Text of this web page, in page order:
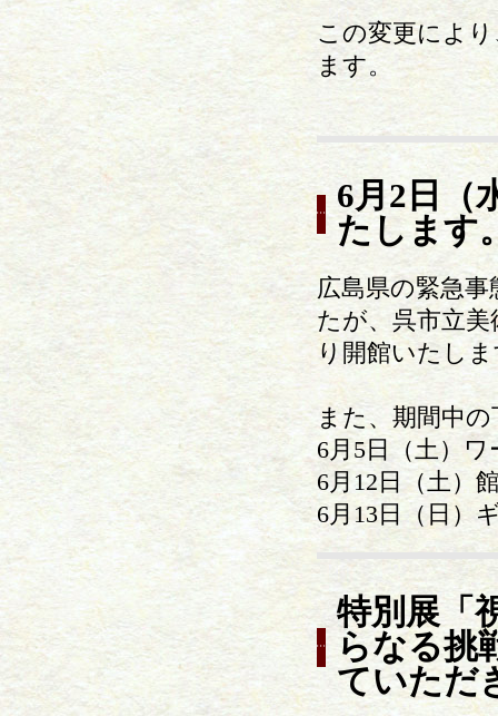
この変更によ
ます。
6月2日（
たします
広島県の緊急
たが、呉市立
り開館いたし
また、期間中
6月5日（土）
6月12日（土）
6月13日（日）
特別展「
らなる挑
ていただ